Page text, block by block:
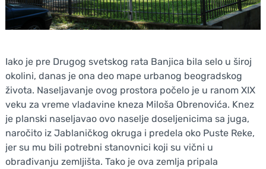
Iako je pre Drugog svetskog rata Banjica bila selo u široj
okolini, danas je ona deo mape urbanog beogradskog
života. Naseljavanje ovog prostora počelo je u ranom XIX
veku za vreme vladavine kneza Miloša Obrenovića. Knez
je planski naseljavao ovo naselje doseljenicima sa juga,
naročito iz Jablaničkog okruga i predela oko Puste Reke,
jer su mu bili potrebni stanovnici koji su vični u
obrađivanju zemljišta. Tako je ova zemlja pripala